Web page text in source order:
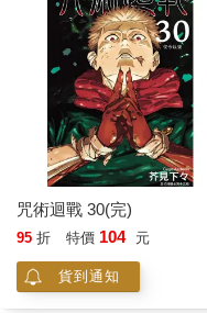
咒術迴戰 30(完)
95 折 特價 104 元
貨到通知